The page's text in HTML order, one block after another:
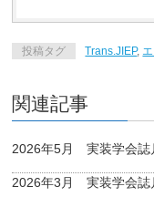
投稿タグ Trans.JIEP,
関連記事
2026年5月 実装学会誌
2026年3月 実装学会誌